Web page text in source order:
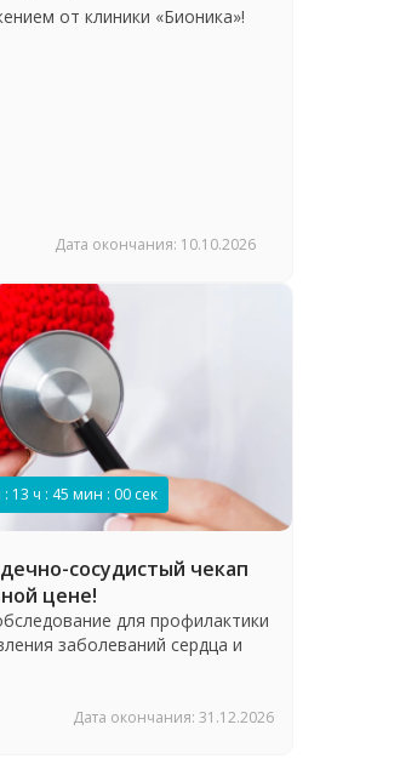
от клиники «Бионика»!
Дата окончания: 10.10.2026
: 13 ч : 44 мин : 59 сек
сосудистый чекап
цене!
для профилактики
заболеваний сердца и
Дата окончания: 31.12.2026